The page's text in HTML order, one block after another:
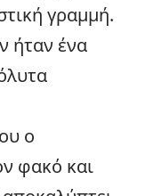
γραμμή.
ήταν ένα
ο
φακό και